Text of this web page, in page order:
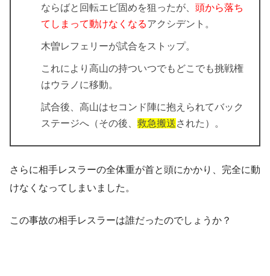
ならばと回転エビ固めを狙ったが、 頭から落ち
てしまって動けなくなるアクシデント。
木曽レフェリーが試合をストップ。
これにより高山の持ついつでもどこでも挑戦権
はウラノに移動。
試合後、高山はセコンド陣に抱えられてバック
ステージへ（その後、 救急搬送された）。
さらに相手レスラーの全体重が首と頭にかかり、完全に動
けなくなってしまいました。
この事故の相手レスラーは誰だったのでしょうか？